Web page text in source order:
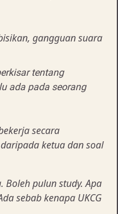
gangguan suara
tentang
ada pada seorang
secara
ketua dan soal
Boleh pulun study. Apa
sebab kenapa UKCG